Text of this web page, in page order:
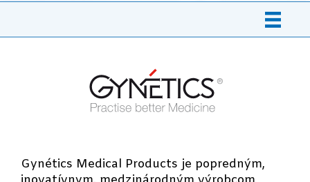
Gynétics Medical Products je popredným,